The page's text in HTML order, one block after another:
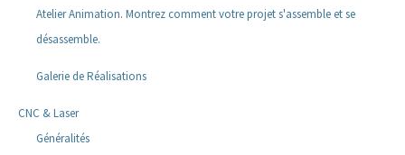
Atelier Animation. Montrez comment votre projet s'assemble et se
désassemble.
Galerie de Réalisations
CNC & Laser
Généralités